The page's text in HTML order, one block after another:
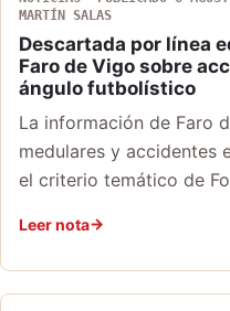
MARTÍN SALAS
Descartada por línea
Faro de Vigo sobre
ángulo futbolístico
La información de Faro
medulares y accidentes
el criterio temático de
Leer nota